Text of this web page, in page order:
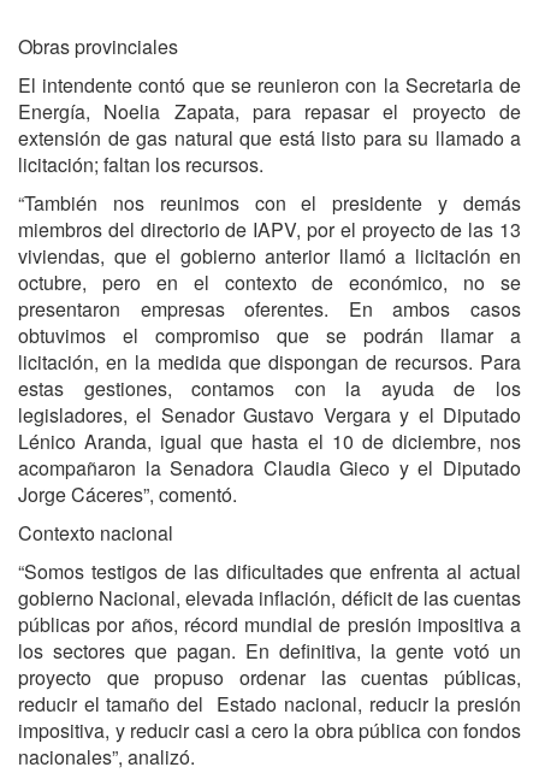
Obras provinciales
El intendente contó que se reunieron con la Secretaria de
Energía, Noelia Zapata, para repasar el proyecto de
extensión de gas natural que está listo para su llamado a
licitación; faltan los recursos.
“También nos reunimos con el presidente y demás
miembros del directorio de IAPV, por el proyecto de las 13
viviendas, que el gobierno anterior llamó a licitación en
octubre, pero en el contexto de económico, no se
presentaron empresas oferentes. En ambos casos
obtuvimos el compromiso que se podrán llamar a
licitación, en la medida que dispongan de recursos. Para
estas gestiones, contamos con la ayuda de los
legisladores, el Senador Gustavo Vergara y el Diputado
Lénico Aranda, igual que hasta el 10 de diciembre, nos
acompañaron la Senadora Claudia Gieco y el Diputado
Jorge Cáceres”, comentó.
Contexto nacional
“Somos testigos de las dificultades que enfrenta al actual
gobierno Nacional, elevada inflación, déficit de las cuentas
públicas por años, récord mundial de presión impositiva a
los sectores que pagan. En definitiva, la gente votó un
proyecto que propuso ordenar las cuentas públicas,
reducir el tamaño del Estado nacional, reducir la presión
impositiva, y reducir casi a cero la obra pública con fondos
nacionales”, analizó.